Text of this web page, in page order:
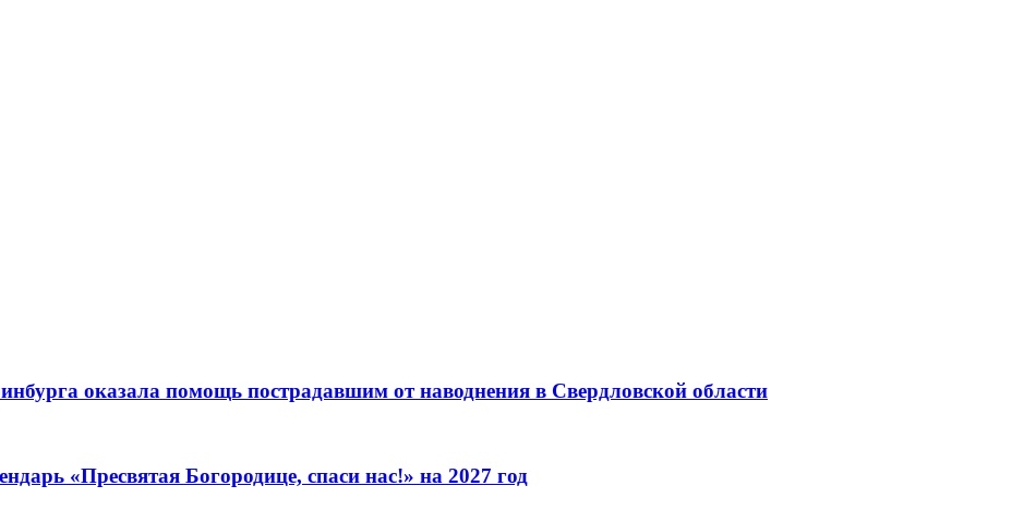
оказала помощь пострадавшим от наводнения в Свердловской области
«Пресвятая Богородице, спаси нас!» на 2027 год